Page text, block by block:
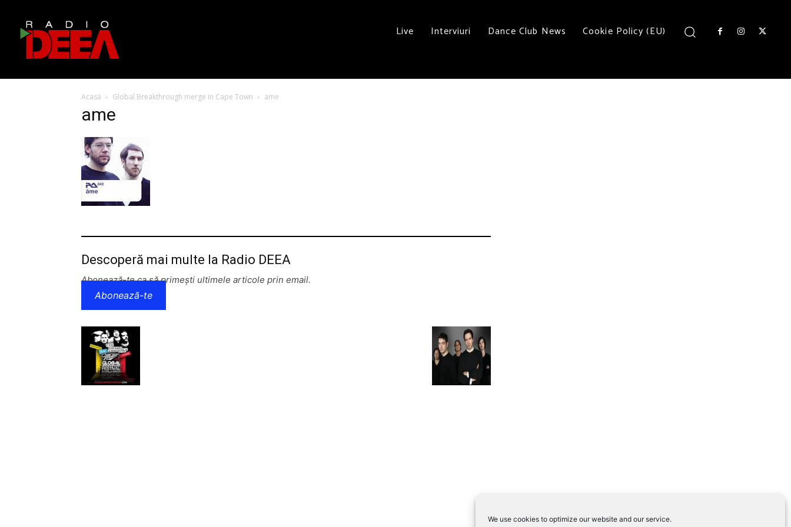
We use cookies to optimize our website and our service.
Live Interviuri Dance Club News Cookie Policy (EU)
Acasă Global Breakthrough merge in Cape Town ame
ame
Descoperă mai multe la Radio DEEA
Abonează-te ca să primești ultimele articole prin email.
Abonează-te